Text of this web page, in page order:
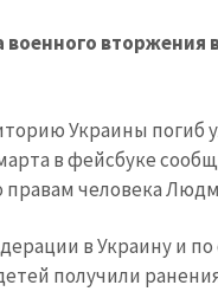
вторжения
Украины погиб
в фейсбуке
человека
в Украину и
получили